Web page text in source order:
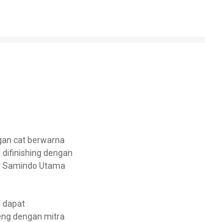
cat berwarna
dengan
Samindo Utama
dapat
dengan mitra